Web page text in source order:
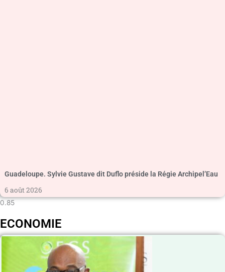
Guadeloupe. Sylvie Gustave dit Duflo préside la Régie Archipel’Eau
6 août 2026
ECONOMIE